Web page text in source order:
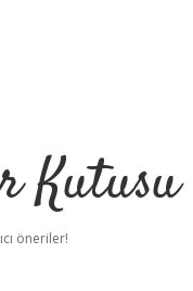
öneriler!